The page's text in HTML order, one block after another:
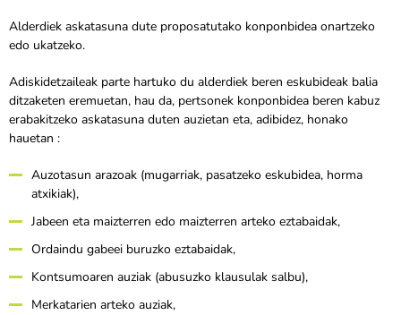
Alderdiek askatasuna dute proposatutako konponbidea onartzeko
edo ukatzeko.
Adiskidetzaileak parte hartuko du alderdiek beren eskubideak balia
ditzaketen eremuetan, hau da, pertsonek konponbidea beren kabuz
erabakitzeko askatasuna duten auzietan eta, adibidez, honako
hauetan :
Auzotasun arazoak (mugarriak, pasatzeko eskubidea, horma
atxikiak),
Jabeen eta maizterren edo maizterren arteko eztabaidak,
Ordaindu gabeei buruzko eztabaidak,
Kontsumoaren auziak (abusuzko klausulak salbu),
Merkatarien arteko auziak,